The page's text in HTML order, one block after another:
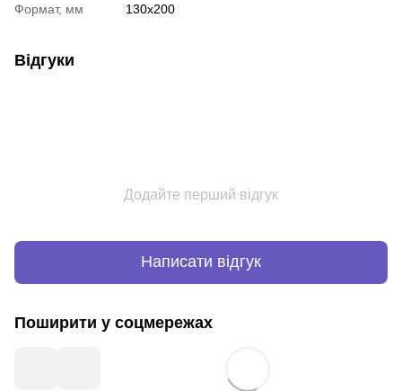
Формат, мм
130х200
Відгуки
Додайте перший відгук
Написати відгук
Поширити у соцмережах